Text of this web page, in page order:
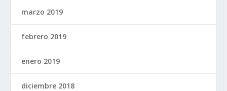
marzo 2019
febrero 2019
enero 2019
diciembre 2018